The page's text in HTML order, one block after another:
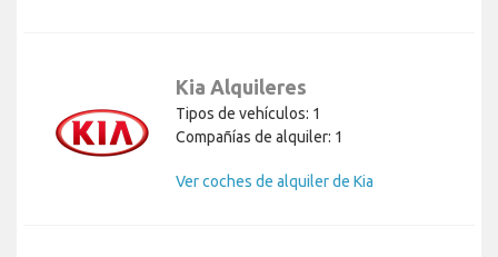
Kia Alquileres
Tipos de vehículos: 1
Compañías de alquiler: 1
Ver coches de alquiler de Kia